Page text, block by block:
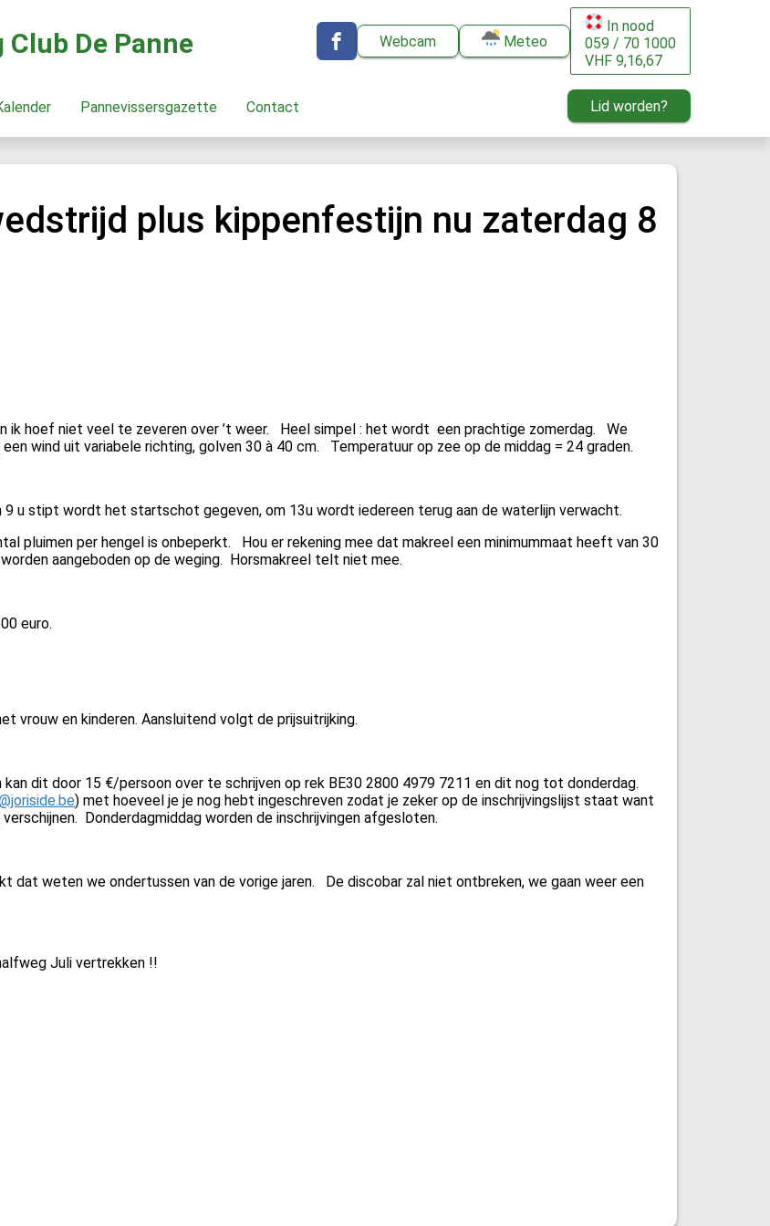
De Panne Webcam Meteo
In nood
059 / 70 1000
VHF 9,16,67
Kalender Pannevissersgazette Contact Lid worden?
plus kippenfestijn nu zaterdag 8
ik hoef niet veel te zeveren over ’t weer. Heel simpel : het wordt een prachtige zomerdag. We
wind uit variabele richting, golven 30 à 40 cm. Temperatuur op zee op de middag = 24 graden.
u stipt wordt het startschot gegeven, om 13u wordt iedereen terug aan de waterlijn verwacht.
pluimen per hengel is onbeperkt. Hou er rekening mee dat makreel een minimummaat heeft van 30
aangeboden op de weging. Horsmakreel telt niet mee.
euro.
vrouw en kinderen. Aansluitend volgt de prijsuitrijking.
dit door 15 €/persoon over te schrijven op rek BE30 2800 4979 7211 en dit nog tot donderdag.
) met hoeveel je je nog hebt ingeschreven zodat je zeker op de inschrijvingslijst staat want
Donderdagmiddag worden de inschrijvingen afgesloten.
dat weten we ondertussen van de vorige jaren. De discobar zal niet ontbreken, we gaan weer een
Juli vertrekken !!